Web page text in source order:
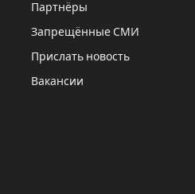
Партнёры
Запрещённые СМИ
Прислать новость
Вакансии